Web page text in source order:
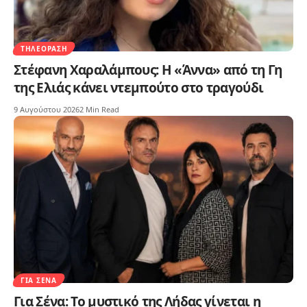
ΤΗΛΕΌΡΑΣΗ
Στέφανη Χαραλάμπους: Η «Άννα» από τη Γη
της Ελιάς κάνει ντεμπούτο στο τραγούδι
9 Αυγούστου 20262 Min Read
ΓΙΑ ΣΈΝΑ
Για Σένα: Το μυστικό της Λήδας γίνεται η